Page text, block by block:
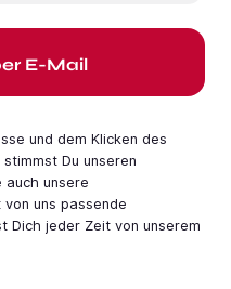
E-Mail
und dem Klicken des
Du unseren
auch unsere
von uns passende
Dich jeder Zeit von unserem